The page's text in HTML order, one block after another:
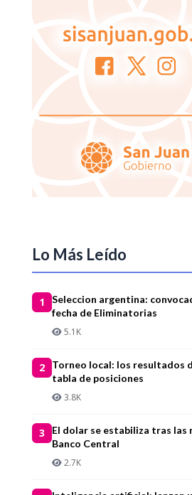
Lo Más Leído
1
Seleccion argentina:
fecha de Eliminatorias
5.1K
2
Torneo local: los resultados
tabla de posiciones
3.8K
3
El dolar se estabiliza tras las
Banco Central
2.7K